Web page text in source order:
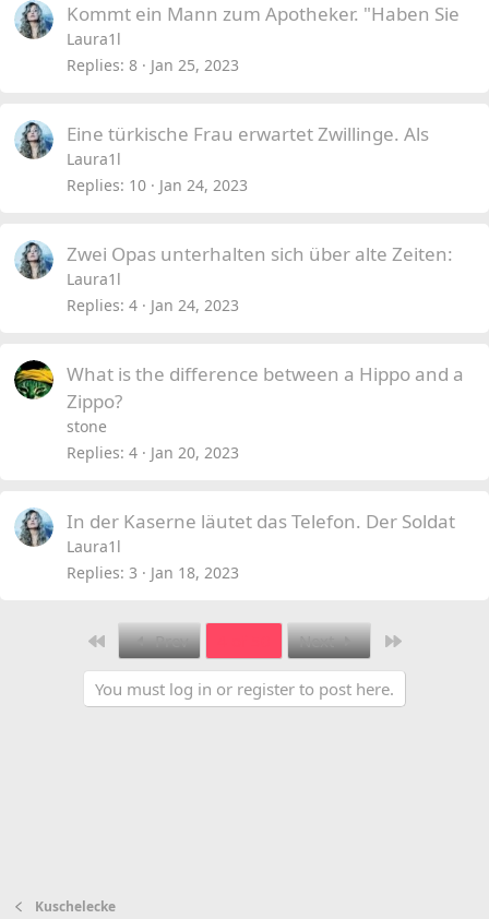
Kommt ein Mann zum Apotheker. "Haben Sie
Laura1l
Replies 8 Jan 25, 2023
Eine türkische Frau erwartet Zwillinge. Als
Laura1l
Replies 10 Jan 24, 2023
Zwei Opas unterhalten sich über alte Zeiten:
Laura1l
Replies 4 Jan 24, 2023
What is the difference between a Hippo and a
Zippo?
stone
Replies 4 Jan 20, 2023
In der Kaserne läutet das Telefon. Der Soldat
Laura1l
Replies 3 Jan 18, 2023
First Prev Next
You must log in or register to post here.
Kuschelecke